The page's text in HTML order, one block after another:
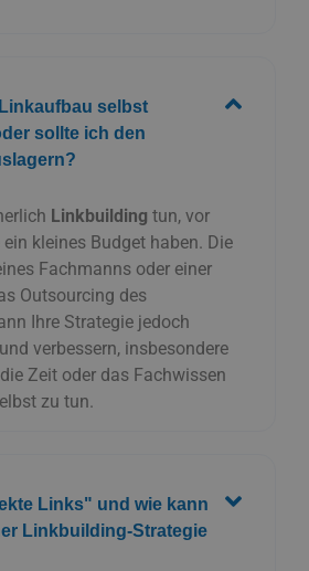
selbst
sollte ich den
Linkbuilding tun, vor
kleines Budget haben. Die
Fachmanns oder einer
Outsourcing des
Ihre Strategie jedoch
verbessern, insbesondere
Zeit oder das Fachwissen
zu tun.
Links" und wie kann
Linkbuilding-Strategie